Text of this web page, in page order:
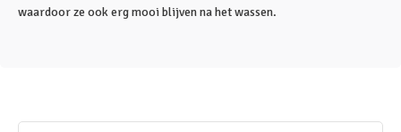
waardoor ze ook erg mooi blijven na het wassen.